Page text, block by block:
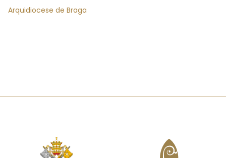
Arquidiocese de Braga